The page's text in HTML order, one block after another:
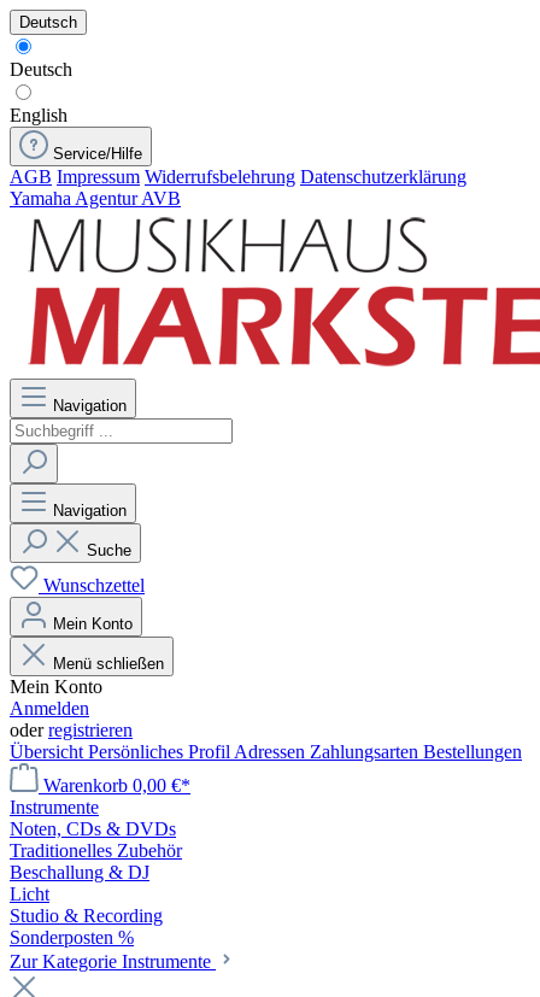
Deutsch
Deutsch
English
Service/Hilfe
AGB Impressum Widerrufsbelehrung Datenschutzerklärung
Yamaha Agentur AVB
Navigation
Navigation
Suche
Wunschzettel
Mein Konto
Menü schließen
Mein Konto
Anmelden
oderregistrieren
Übersicht Persönliches Profil Adressen Zahlungsarten Bestellungen
Warenkorb 0,00 €*
Instrumente
Noten, CDs & DVDs
Traditionelles Zubehör
Beschallung & DJ
Licht
Studio & Recording
Sonderposten %
Zur Kategorie Instrumente